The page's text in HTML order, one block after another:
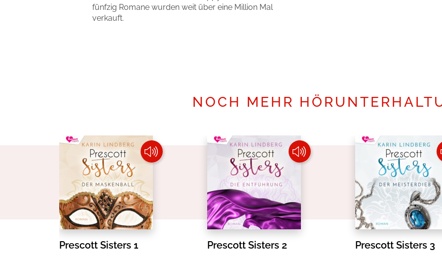
fünfzig Romane wurden weit über eine Million Mal
verkauft.
NOCH MEHR
Prescott Sisters 1 Prescott Sisters 2 Prescott Sisters 3